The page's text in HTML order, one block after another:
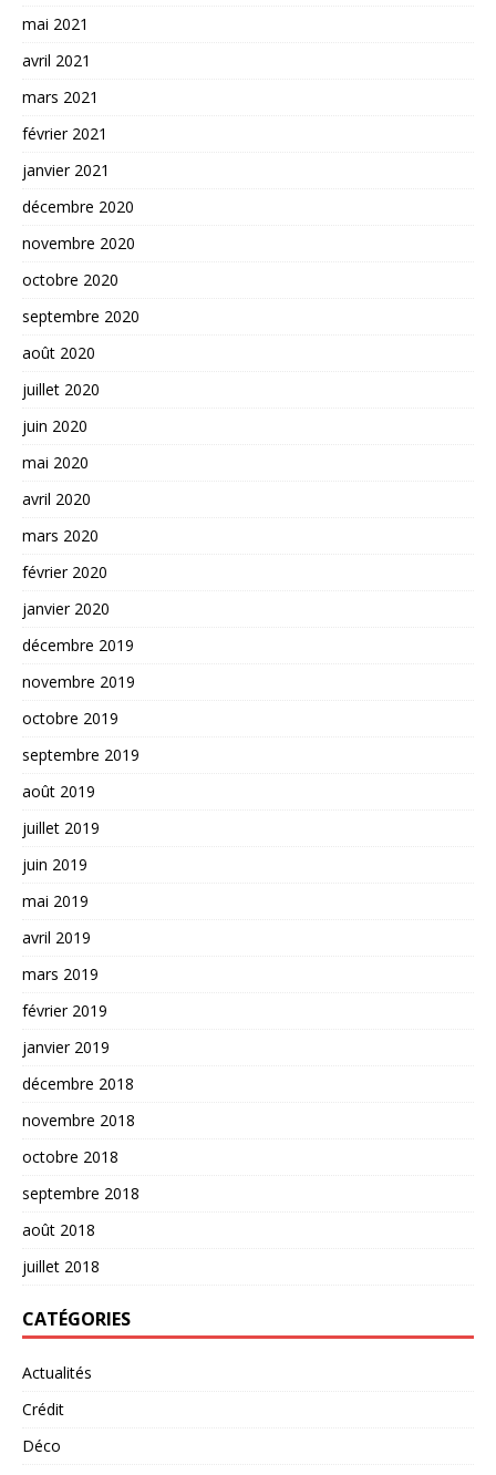
mai 2021
avril 2021
mars 2021
février 2021
janvier 2021
décembre 2020
novembre 2020
octobre 2020
septembre 2020
août 2020
juillet 2020
juin 2020
mai 2020
avril 2020
mars 2020
février 2020
janvier 2020
décembre 2019
novembre 2019
octobre 2019
septembre 2019
août 2019
juillet 2019
juin 2019
mai 2019
avril 2019
mars 2019
février 2019
janvier 2019
décembre 2018
novembre 2018
octobre 2018
septembre 2018
août 2018
juillet 2018
CATÉGORIES
Actualités
Crédit
Déco